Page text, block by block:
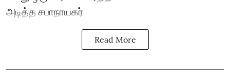
அடித்த சபாநாயகர்
Read More